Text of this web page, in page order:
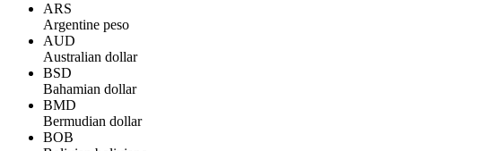
ARS
Argentine peso
AUD
Australian dollar
BSD
Bahamian dollar
BMD
Bermudian dollar
BOB